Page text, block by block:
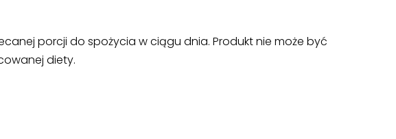
porcji do spożycia w ciągu dnia. Produkt nie może być
diety.